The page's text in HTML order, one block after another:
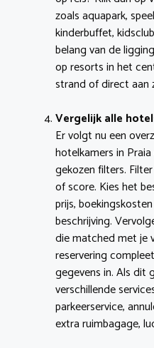
zoals aquapark,
kinderbuffet,
belang van de
op resorts in het
strand of direct aan
Vergelijk alle
Er volgt nu een
hotelkamers in
gekozen filters.
of score. Kies het
prijs,
beschrijving.
die matched met je
reservering
gegevens in. Als dit
verschillende
parkeerservice,
extra ruimbagage,